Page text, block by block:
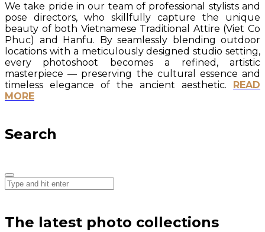
We take pride in our team of professional stylists and
pose directors, who skillfully capture the unique
beauty of both Vietnamese Traditional Attire (Viet Co
Phuc) and Hanfu. By seamlessly blending outdoor
locations with a meticulously designed studio setting,
every photoshoot becomes a refined, artistic
masterpiece — preserving the cultural essence and
timeless elegance of the ancient aesthetic.
READ
MORE
Search
The latest photo collections